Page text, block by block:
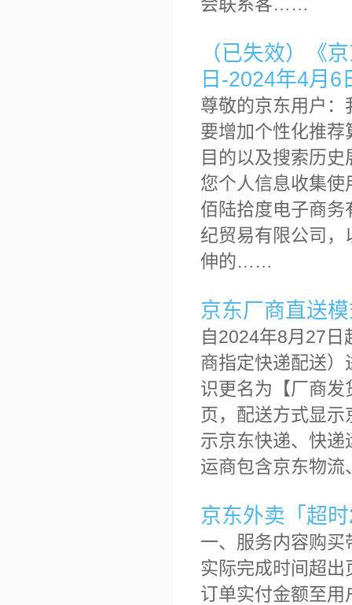
（已失效）《
日-2024年4月6
尊敬的京东用户
要增加个性化推
目的以及搜索历
您个人信息收集
佰陆拾度电子商
纪贸易有限公司，
伸的……
京东厂商直送
自2024年8月27日
商指定快递配送
识更名为【厂商
页，配送方式显
示京东快递、快
运商包含京东物
京东外卖「超
一、服务内容购
实际完成时间超
订单实付金额至